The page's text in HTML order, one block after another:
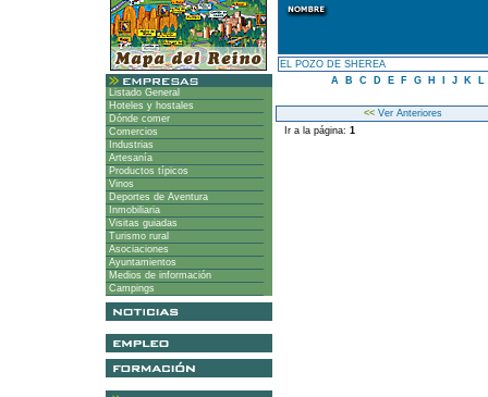
Listado General
Hoteles y hostales
Dónde comer
Comercios
Industrias
Artesanía
Productos típicos
Vinos
Deportes de Aventura
Inmobiliaria
Visitas guiadas
Turismo rural
Asociaciones
Ayuntamientos
Medios de información
Campings
EL POZO DE SHEREA
A
B C D E F G H J K L
<<Ver Anteriores
Ir a la página: 1